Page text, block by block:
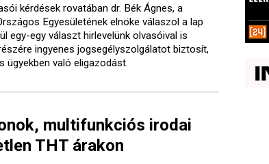
kérdések rovatában dr. Bék Ágnes, a
Egyesületének elnöke válaszol a lap
egy-egy választ hirlevelünk olvasóival is
ingyenes jogsegélyszolgálatot biztosít,
ügyekben való eligazodást.
multifunkciós irodai
THT árakon